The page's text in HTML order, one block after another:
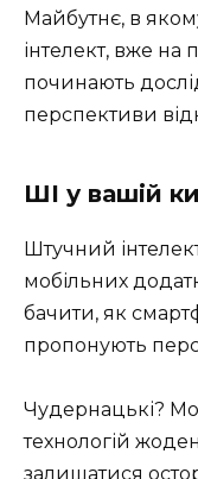
Майбутнє, в
інтелект, вже на
починають
перспективи
ШІ у вашій
Штучний
мобільних
бачити, як
пропонують
Чудернацькі?
технологій
залишатися